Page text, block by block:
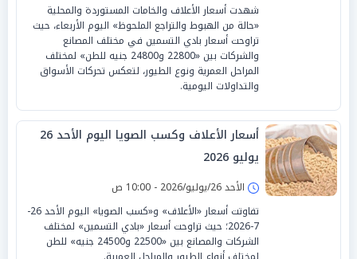
شهدت أسعار الأعلاف والخامات المستوردة والمحلية
«حالة من الهبوط والتراجع الملحوظ» اليوم الأربعاء، حيث
تراوحت أسعار بادي التسمين في مختلف المصانع
والشركات بين «22800 و24800 جنيه للطن» لمختلف
المراحل العمرية ونوع الطيور، لتعكس تحركات الأسواق
والتداولات اليومية.
أسعار الأعلاف وكسب الصويا اليوم الأحد 26
يوليو 2026
الأحد 26/يوليو/2026 - 10:00 ص
تفاوتت أسعار «الأعلاف» و«كسب الصويا» اليوم الأحد 26-
7-2026؛ حيث تراوحت أسعار «بادي التسمين» لمختلف
الشركات والمصانع بين «22500 و24500 جنيه» للطن